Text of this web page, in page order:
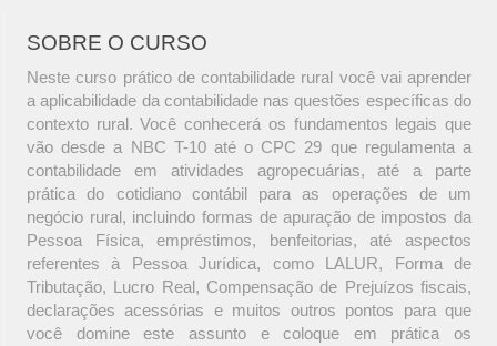
SOBRE O CURSO
Neste curso prático de contabilidade rural você vai aprender
a aplicabilidade da contabilidade nas questões específicas do
contexto rural. Você conhecerá os fundamentos legais que
vão desde a NBC T-10 até o CPC 29 que regulamenta a
contabilidade em atividades agropecuárias, até a parte
prática do cotidiano contábil para as operações de um
negócio rural, incluindo formas de apuração de impostos da
Pessoa Física, empréstimos, benfeitorias, até aspectos
referentes à Pessoa Jurídica, como LALUR, Forma de
Tributação, Lucro Real, Compensação de Prejuízos fiscais,
declarações acessórias e muitos outros pontos para que
você domine este assunto e coloque em prática os